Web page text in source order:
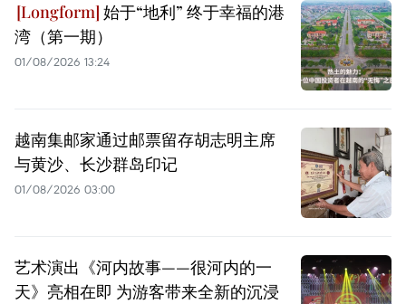
始于“地利” 终于幸福的港
湾（第一期）
01/08/2026 13:24
越南集邮家通过邮票留存胡志明主席
与黄沙、长沙群岛印记
01/08/2026 03:00
艺术演出《河内故事——很河内的一
天》亮相在即 为游客带来全新的沉浸